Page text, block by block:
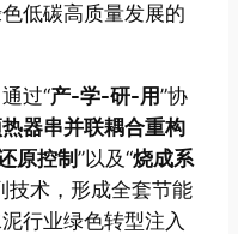
低碳高质量发展的
过“产-学-研-用”协
器串并联耦合重构
原控制”以及“烧成系
技术，形成全套节能
行业绿色转型注入